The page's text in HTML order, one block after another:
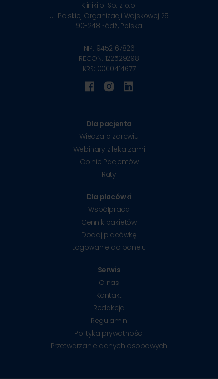
Kliniki.pl Sp. z o.o.
ul. Polskiej Organizacji Wojskowej 25
90-248 Łódź, Polska
NIP: 9452167826
REGON: 122529298
KRS: 0000414677
Dla pacjenta
Wiedza o zdrowiu
Webinary z lekarzami
Opinie Pacjentów
Raty
Dla placówki
Współpraca
Cennik pakietów
Dodaj placówkę
Logowanie do panelu
Serwis
O nas
Kontakt
Redakcja
Regulamin
Polityka prywatności
Przetwarzanie danych osobowych